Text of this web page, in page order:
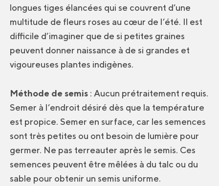
longues tiges élancées qui se couvrent d’une
multitude de fleurs roses au cœur de l’été. Il est
difficile d’imaginer que de si petites graines
peuvent donner naissance à de si grandes et
vigoureuses plantes indigènes.
Méthode de semis : Aucun prétraitement requis.
Semer à l’endroit désiré dès que la température
est propice. Semer en surface, car les semences
sont très petites ou ont besoin de lumière pour
germer. Ne pas terreauter après le semis. Ces
semences peuvent être mêlées à du talc ou du
sable pour obtenir un semis uniforme.